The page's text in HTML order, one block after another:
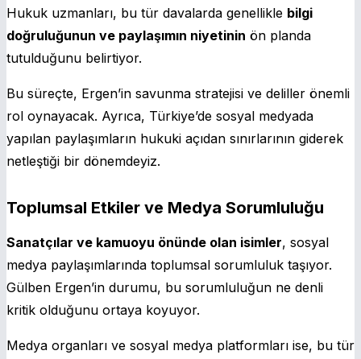
Hukuk uzmanları, bu tür davalarda genellikle bilgi
doğruluğunun ve paylaşımın niyetinin ön planda
tutulduğunu belirtiyor.
Bu süreçte, Ergen’in savunma stratejisi ve deliller önemli
rol oynayacak. Ayrıca, Türkiye’de sosyal medyada
yapılan paylaşımların hukuki açıdan sınırlarının giderek
netleştiği bir dönemdeyiz.
Toplumsal Etkiler ve Medya Sorumluluğu
Sanatçılar ve kamuoyu önünde olan isimler, sosyal
medya paylaşımlarında toplumsal sorumluluk taşıyor.
Gülben Ergen’in durumu, bu sorumluluğun ne denli
kritik olduğunu ortaya koyuyor.
Medya organları ve sosyal medya platformları ise, bu tür